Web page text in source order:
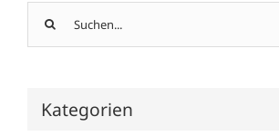
Suche
nach:
Kategorien